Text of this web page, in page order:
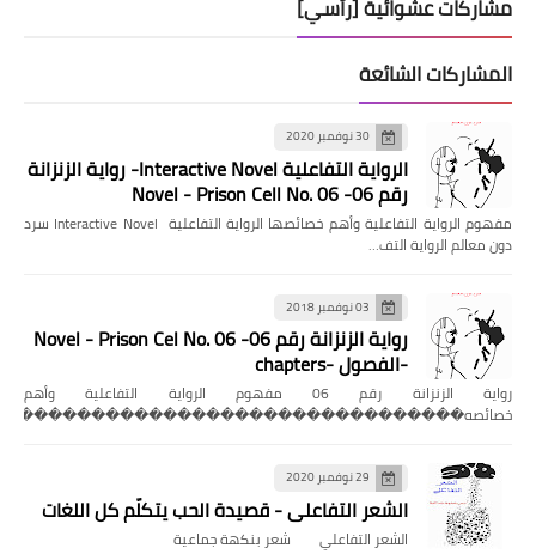
مشاركات عشوائية [رأسي]
المشاركات الشائعة
30 نوفمبر 2020
الرواية التفاعلية Interactive Novel- رواية الزنزانة
رقم 06- Novel - Prison Cell No. 06
مفهوم الرواية التفاعلية وأهم خصائصها الرواية التفاعلية Interactive Novel سرد
دون معالم الرواية التف…
03 نوفمبر 2018
رواية الزنزانة رقم 06- Novel - Prison Cel No. 06
-الفصول -chapters
رواية الزنزانة رقم 06 مفهوم الرواية التفاعلية وأهم
29 نوفمبر 2020
الشعر التفاعلي - قصيدة الحب يتكلّم كل اللغات
الشعر التفاعلي شعر بنكهة جماعية